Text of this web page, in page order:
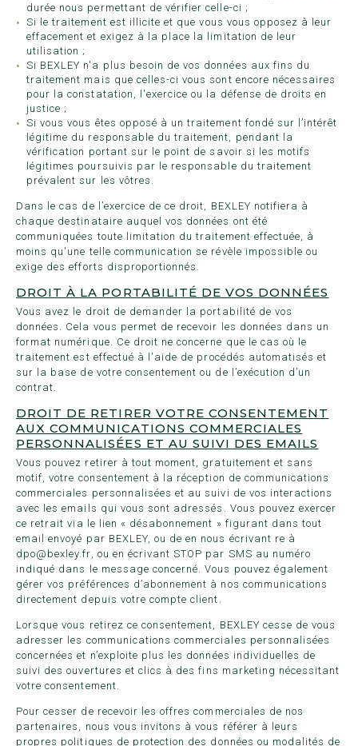
durée nous permettant de vérifier celle-ci ;
Si le traitement est illicite et que vous vous opposez à leur
effacement et exigez à la place la limitation de leur
utilisation ;
Si BEXLEY n'a plus besoin de vos données aux fins du
traitement mais que celles-ci vous sont encore nécessaires
pour la constatation, l'exercice ou la défense de droits en
justice ;
Si vous vous êtes opposé à un traitement fondé sur l’intérêt
légitime du responsable du traitement, pendant la
vérification portant sur le point de savoir si les motifs
légitimes poursuivis par le responsable du traitement
prévalent sur les vôtres.
Dans le cas de l’exercice de ce droit, BEXLEY notifiera à
chaque destinataire auquel vos données ont été
communiquées toute limitation du traitement effectuée, à
moins qu'une telle communication se révèle impossible ou
exige des efforts disproportionnés.
DROIT À LA PORTABILITÉ DE VOS DONNÉES
Vous avez le droit de demander la portabilité de vos
données. Cela vous permet de recevoir les données dans un
format numérique. Ce droit ne concerne que le cas où le
traitement est effectué à l'aide de procédés automatisés et
sur la base de votre consentement ou de l’exécution d’un
contrat.
DROIT DE RETIRER VOTRE CONSENTEMENT
AUX COMMUNICATIONS COMMERCIALES
PERSONNALISÉES ET AU SUIVI DES EMAILS
Vous pouvez retirer à tout moment, gratuitement et sans
motif, votre consentement à la réception de communications
commerciales personnalisées et au suivi de vos interactions
avec les emails qui vous sont adressés. Vous pouvez exercer
ce retrait via le lien « désabonnement » figurant dans tout
email envoyé par BEXLEY, ou de en nous écrivant re à
dpo@bexley.fr, ou en écrivant STOP par SMS au numéro
indiqué dans le message concerné. Vous pouvez également
gérer vos préférences d’abonnement à nos communications
directement depuis votre compte client.
Lorsque vous retirez ce consentement, BEXLEY cesse de vous
adresser les communications commerciales personnalisées
concernées et n’exploite plus les données individuelles de
suivi des ouvertures et clics à des fins marketing nécessitant
votre consentement.
Pour cesser de recevoir les offres commerciales de nos
partenaires, nous vous invitons à vous référer à leurs
propres politiques de protection des données ou modalités de